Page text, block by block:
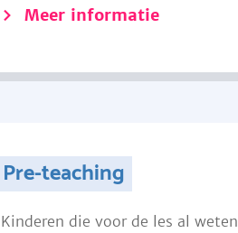
Meer informatie
Pre-teaching
Kinderen die voor de les al weten